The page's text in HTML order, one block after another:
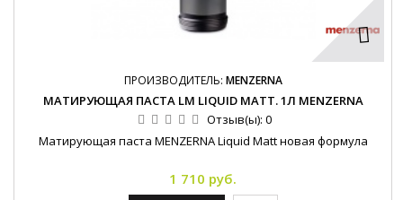
ПРОИЗВОДИТЕЛЬ: MENZERNA
МАТИРУЮЩАЯ ПАСТА LM LIQUID MATT. 1Л MENZERNA
Отзыв(ы): 0
Матирующая паста MENZERNA Liquid Matt новая формула
1 710 руб.